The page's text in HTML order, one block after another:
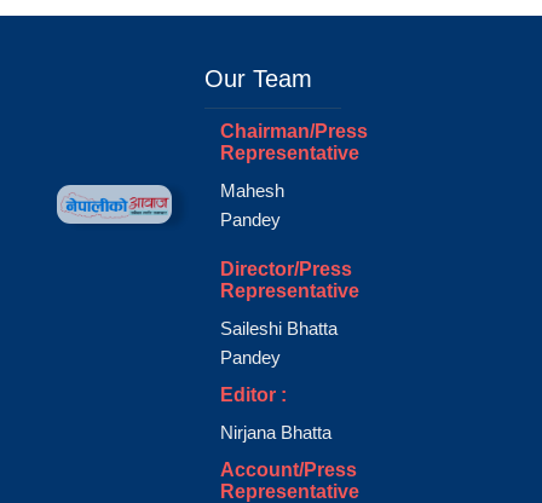
Our Team
Chairman/Press
Representative
Mahesh
Pandey
Director/Press
Representative
Saileshi Bhatta
Pandey
Editor :
Nirjana Bhatta
Account/Press
Representative